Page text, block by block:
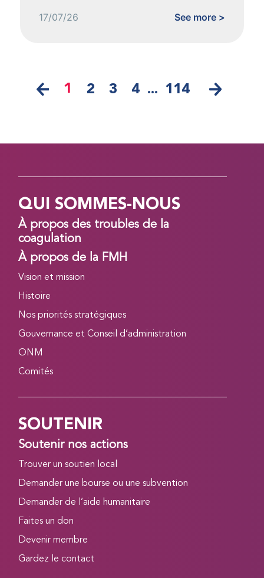
17/07/26 See more >
1 2 3 4 ... 114
QUI SOMMES-NOUS
À propos des troubles de la
coagulation
À propos de la FMH
Vision et mission
Histoire
Nos priorités stratégiques
Gouvernance et Conseil d’administration
ONM
Comités
SOUTENIR
Soutenir nos actions
Trouver un soutien local
Demander une bourse ou une subvention
Demander de l’aide humanitaire
Faites un don
Devenir membre
Gardez le contact